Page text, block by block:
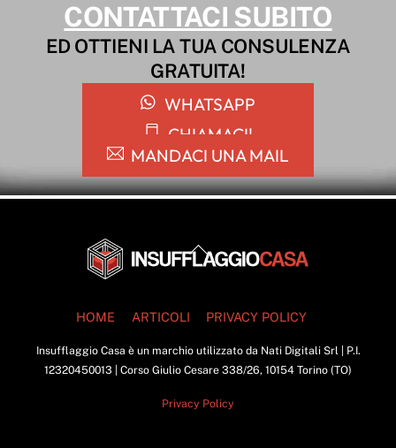
CONTATTACI SUBITO
ED OTTIENI LA TUA CONSULENZA
GRATUITA!
WHATSAPP
CHIAMACI!
MANDACI UNA MAIL
Back
To
HOME
ARTICOLI PRIVACY POLICY
Insufflaggio Casa è un marchio utilizzato da Nati Digitali Srl | P.I.
12320450013 | Corso Giulio Cesare 338/26, 10154 Torino (TO)
Privacy Policy